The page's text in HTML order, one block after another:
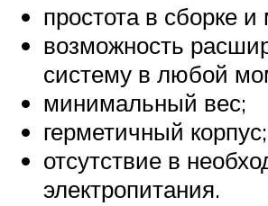
простота в сборке
возможность
систему в любой
минимальный вес;
герметичный корпус;
отсутствие в
электропитания.